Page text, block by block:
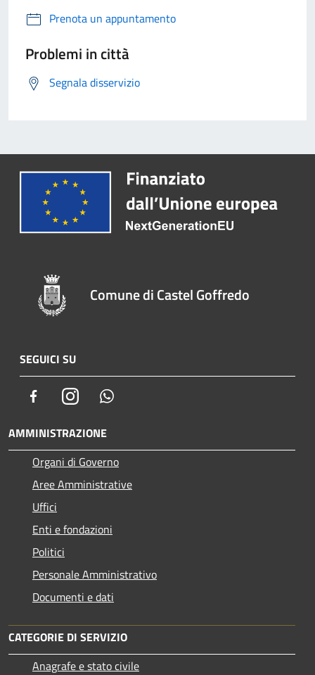
Prenota un appuntamento
Problemi in città
Segnala disservizio
Comune di Castel Goffredo
SEGUICI SU
FacebookInstagram
AMMINISTRAZIONE
Organi di Governo
Aree Amministrative
Uffici
Enti e fondazioni
Politici
Personale Amministrativo
Documenti e dati
CATEGORIE DI SERVIZIO
Anagrafe e stato civile